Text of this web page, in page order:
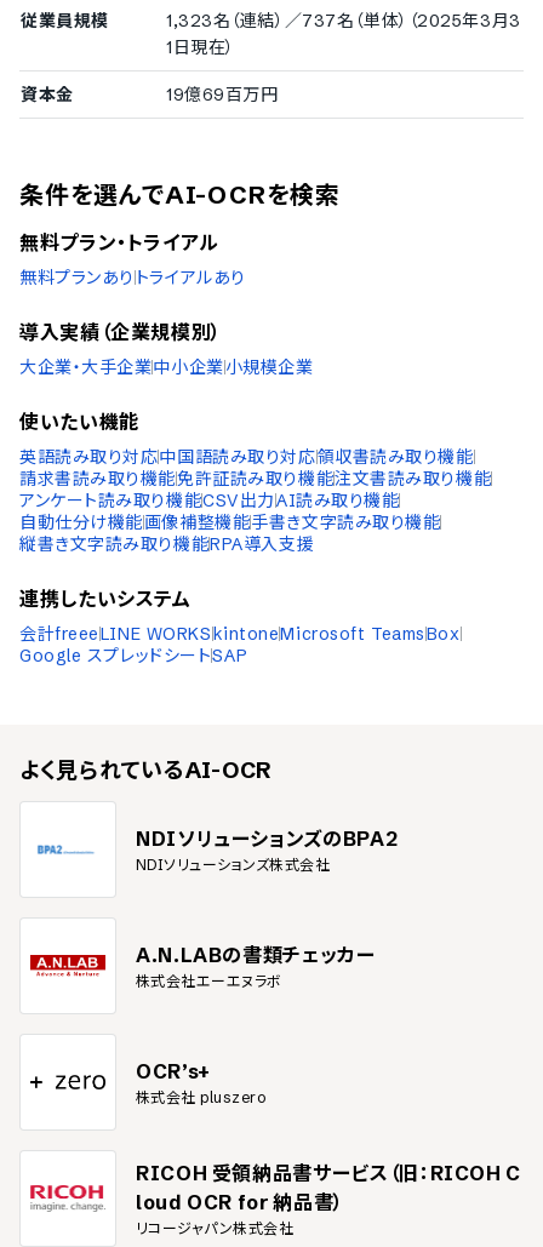
従業員規模
1,323名（連結）／737名（単体）（2025年3月3
1日現在）
資本金 19億69百万円
条件を選んでAI-OCRを検索
無料プラン・トライアル
無料プランあり トライアルあり
導入実績（企業規模別）
大企業・大手企業中小企業小規模企業
使いたい機能
英語読み取り対応中国語読み取り対応領収書読み取り機能
請求書読み取り機能免許証読み取り機能注文書読み取り機能
アンケート読み取り機能CSV出力AI読み取り機能
自動仕分け機能画像補整機能手書き文字読み取り機能
縦書き文字読み取り機能RPA導入支援
連携したいシステム
会計freeeLINE WORKSkintoneMicrosoft TeamsBox
Google スプレッドシートSAP
よく見られているAI-OCR
NDIソリューションズのBPA2
NDIソリューションズ株式会社
A.N.LABの書類チェッカー
株式会社エーエヌラボ
OCR’s+
株式会社 pluszero
RICOH 受領納品書サービス（旧：RICOH C
loud OCR for 納品書）
リコージャパン株式会社